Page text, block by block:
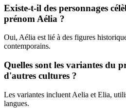
Existe-t-il des personnages
prénom Aélia ?
Oui, Aélia est lié à des figures
contemporains.
Quelles sont les variantes du
d'autres cultures ?
Les variantes incluent Aelia et Elia,
langues.